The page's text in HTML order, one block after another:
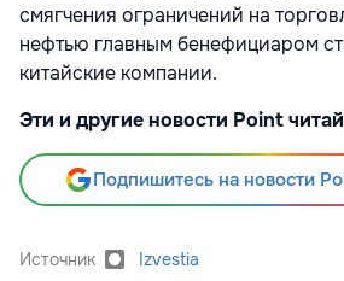
смягчения ограничений на
нефтью главным бенефициаром
китайские компании.
Эти и другие новости Point
Подпишитесь на новости
Источник Izvestia